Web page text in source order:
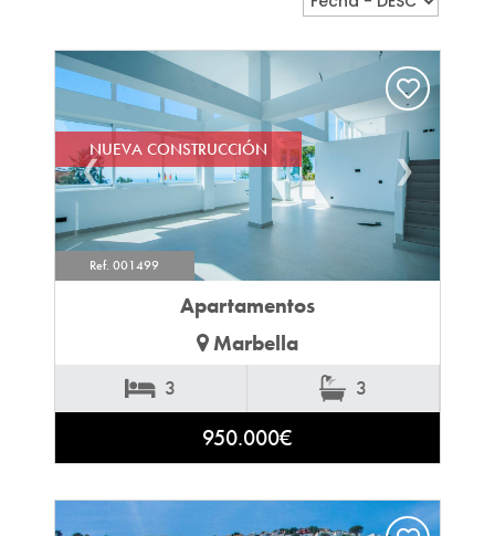
❮ ❯
Ref. 001499
NUEVA CONSTRUCCIÓN
Apartamentos
Marbella
3 3
950.000€